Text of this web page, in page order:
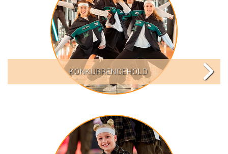
KONKURRENCEHOLD